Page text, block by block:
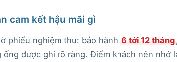
cam kết hậu mãi gì
phiếu nghiệm thu: bảo hành 6 tới 12 tháng
được ghi rõ ràng. Điểm khách nên nhớ